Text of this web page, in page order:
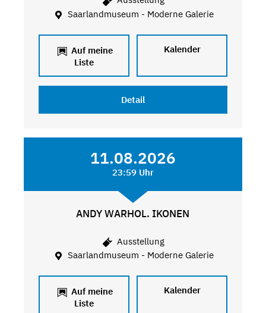
Saarlandmuseum - Moderne Galerie
Auf meine
Liste
Kalender
Detail
11.08.2026
23:59 Uhr
ANDY WARHOL. IKONEN
Ausstellung
Saarlandmuseum - Moderne Galerie
Auf meine
Liste
Kalender